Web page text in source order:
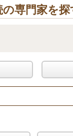
専門家を探